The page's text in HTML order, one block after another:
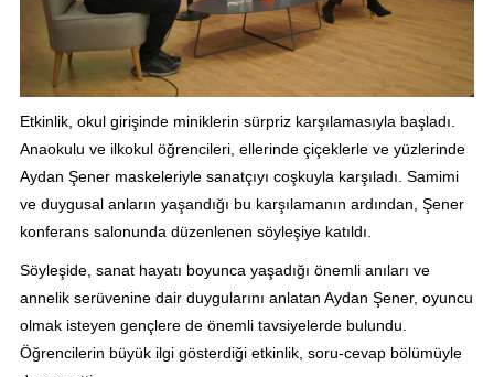
Etkinlik, okul girişinde miniklerin sürpriz karşılamasıyla başladı.
Anaokulu ve ilkokul öğrencileri, ellerinde çiçeklerle ve yüzlerinde
Aydan Şener maskeleriyle sanatçıyı coşkuyla karşıladı. Samimi
ve duygusal anların yaşandığı bu karşılamanın ardından, Şener
konferans salonunda düzenlenen söyleşiye katıldı.
Söyleşide, sanat hayatı boyunca yaşadığı önemli anıları ve
annelik serüvenine dair duygularını anlatan Aydan Şener, oyuncu
olmak isteyen gençlere de önemli tavsiyelerde bulundu.
Öğrencilerin büyük ilgi gösterdiği etkinlik, soru-cevap bölümüyle